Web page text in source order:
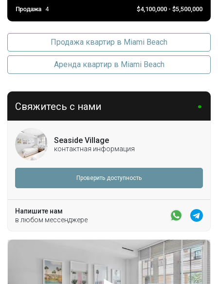
Продажа 4 $4,100,000 - $5,500,000
Продажа квартир в Miami Beach
Аренда квартир в Miami Beach
Свяжитесь с нами
Seaside Village
контактная информация
Проверить доступность
Напишите нам
в любом мессенджере